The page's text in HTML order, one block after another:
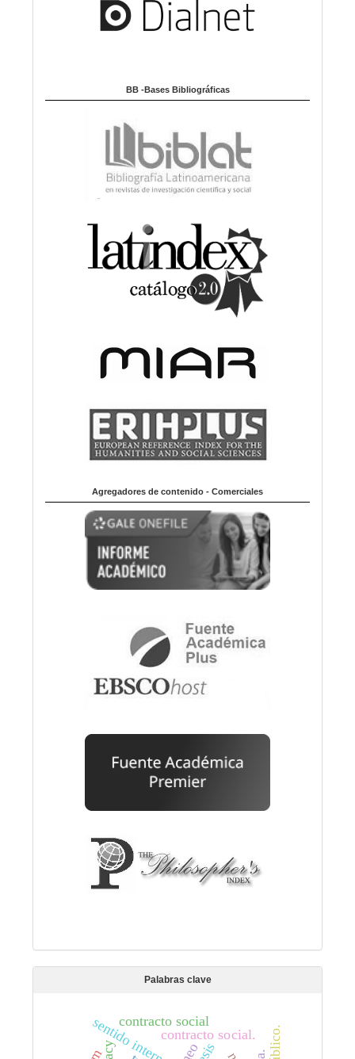
BB -Bases Bibliográficas
Agregadores de contenido - Comerciales
Palabras clave
sentido internocontracto social.
contracto social